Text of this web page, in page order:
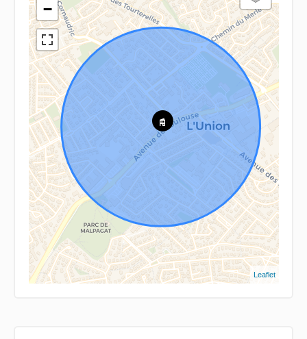
−
Leaflet